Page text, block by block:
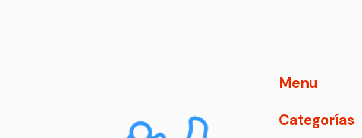
Menu
Categorías